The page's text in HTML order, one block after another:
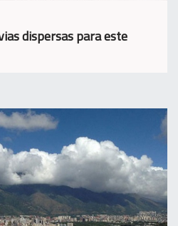
dispersas para este